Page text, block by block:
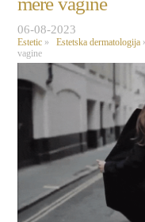
06-08-2023
Estetic » Estetska dermatologija
vagine